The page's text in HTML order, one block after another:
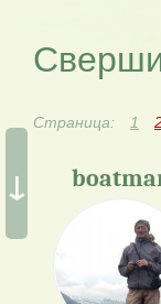
↓
Страница: 1